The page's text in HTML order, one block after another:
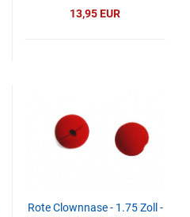
13,95 EUR
Rote Clownnase - 1.75 Zoll -